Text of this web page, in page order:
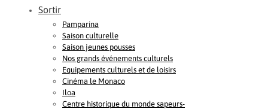
Sortir
Pamparina
Saison culturelle
Saison jeunes pousses
Nos grands événements culturels
Equipements culturels et de loisirs
Cinéma le Monaco
Iloa
Centre historique du monde sapeurs-